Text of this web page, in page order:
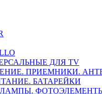
ДЛЯ TV
ПРИЕМНИКИ.
БАТАРЕЙКИ